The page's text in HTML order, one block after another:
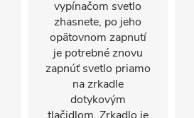
vypínačom svetlo
zhasnete, po jeho
opätovnom zapnutí
je potrebné znovu
zapnúť svetlo priamo
na zrkadle
dotykovým